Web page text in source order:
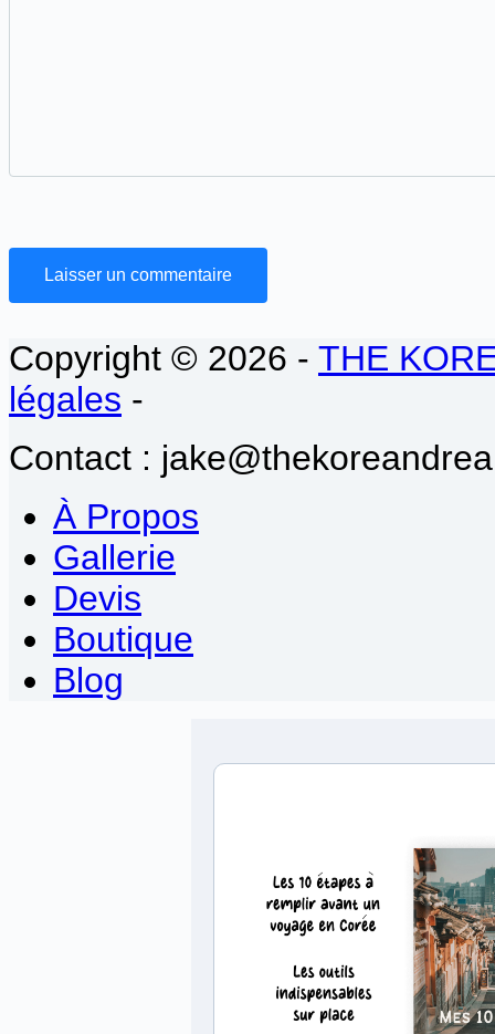
Laisser un commentaire
Copyright © 2026 - THE
légales -
Contact :
À Propos
Gallerie
Devis
Boutique
Blog